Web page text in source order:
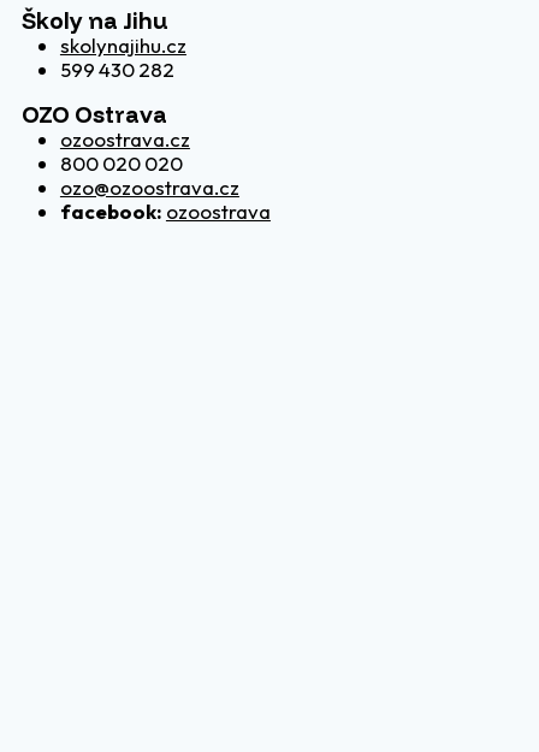
Školy na Jihu
skolynajihu.cz
599 430 282
OZO Ostrava
ozoostrava.cz
800 020 020
ozo@ozoostrava.cz
facebook: ozoostrava